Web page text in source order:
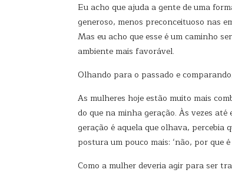
Eu acho que ajuda a gente de uma
generoso, menos preconceituoso nas
Mas eu acho que esse é um caminho
ambiente mais favorável.
Olhando para o passado e
As mulheres hoje estão muito mais
do que na minha geração. Às vezes
geração é aquela que olhava,
postura um pouco mais: ‘não, por que
Como a mulher deveria agir para ser